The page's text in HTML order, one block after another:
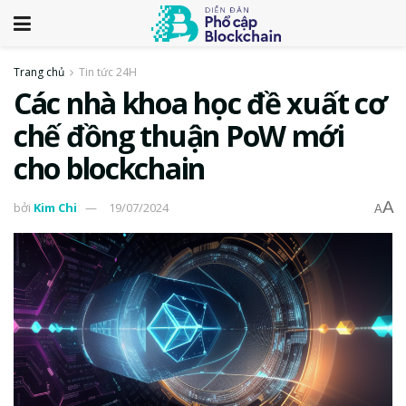
Trang chủ Tin tức 24H
Các nhà khoa học đề xuất cơ
chế đồng thuận PoW mới
cho blockchain
bởi Kim Chi 19/07/2024 AA